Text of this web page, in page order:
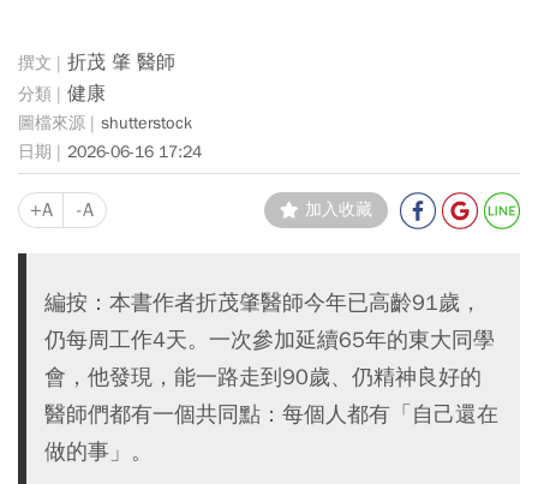
折茂 肇 醫師
健康
shutterstock
2026-06-16 17:24
+A -A 加入收藏
編按：本書作者折茂肇醫師今年已高齡91歲，
仍每周工作4天。一次參加延續65年的東大同學
會，他發現，能一路走到90歲、仍精神良好的
醫師們都有一個共同點：每個人都有「自己還在
做的事」。